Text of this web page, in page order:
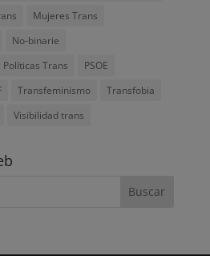
Mujeres Trans
No-binarie
Políticas Trans
PSOE
Transfeminismo
Transfobia
Visibilidad trans